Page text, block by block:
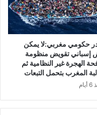
حكومي مغربي:لا يمكن
إسباني تقويض منظومة
الهجرة غير النظامية ثم
المغرب بتحمل التبعات